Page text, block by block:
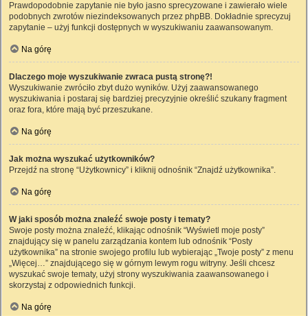
Prawdopodobnie zapytanie nie było jasno sprecyzowane i zawierało wiele
podobnych zwrotów niezindeksowanych przez phpBB. Dokładnie sprecyzuj
zapytanie – użyj funkcji dostępnych w wyszukiwaniu zaawansowanym.
Na górę
Dlaczego moje wyszukiwanie zwraca pustą stronę?!
Wyszukiwanie zwróciło zbyt dużo wyników. Użyj zaawansowanego
wyszukiwania i postaraj się bardziej precyzyjnie określić szukany fragment
oraz fora, które mają być przeszukane.
Na górę
Jak można wyszukać użytkowników?
Przejdź na stronę “Użytkownicy” i kliknij odnośnik “Znajdź użytkownika”.
Na górę
W jaki sposób można znaleźć swoje posty i tematy?
Swoje posty można znaleźć, klikając odnośnik “Wyświetl moje posty”
znajdujący się w panelu zarządzania kontem lub odnośnik “Posty
użytkownika” na stronie swojego profilu lub wybierając „Twoje posty” z menu
„Więcej…” znajdującego się w górnym lewym rogu witryny. Jeśli chcesz
wyszukać swoje tematy, użyj strony wyszukiwania zaawansowanego i
skorzystaj z odpowiednich funkcji.
Na górę